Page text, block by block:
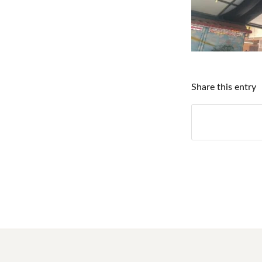
Share this entry